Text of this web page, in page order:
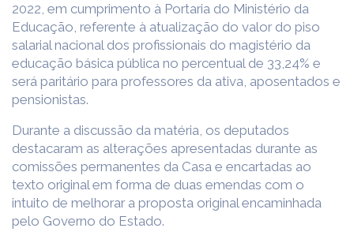
2022, em cumprimento à Portaria do Ministério da
Educação, referente à atualização do valor do piso
salarial nacional dos profissionais do magistério da
educação básica pública no percentual de 33,24% e
será paritário para professores da ativa, aposentados e
pensionistas.
Durante a discussão da matéria, os deputados
destacaram as alterações apresentadas durante as
comissões permanentes da Casa e encartadas ao
texto original em forma de duas emendas com o
intuito de melhorar a proposta original encaminhada
pelo Governo do Estado.